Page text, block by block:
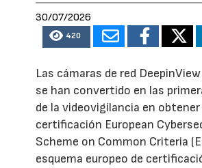
30/07/2026
420
Las cámaras de red DeepinView
se han convertido en las
de la videovigilancia en obtener
certificación European
Scheme on Common Criteria
esquema europeo de